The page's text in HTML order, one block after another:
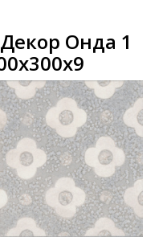
Онда 1